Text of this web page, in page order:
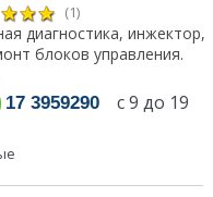
(1)
диагностика, инжектор,
блоков управления.
17 3959290 с 9 до 19